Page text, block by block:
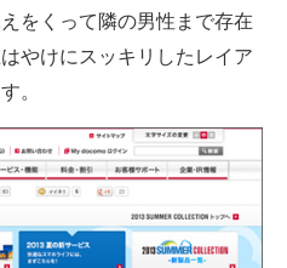
をくって隣の男性まで存在
やけにスッキリしたレイア
。